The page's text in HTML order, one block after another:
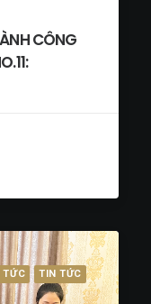
CÔNG
TỨC TIN TỨC